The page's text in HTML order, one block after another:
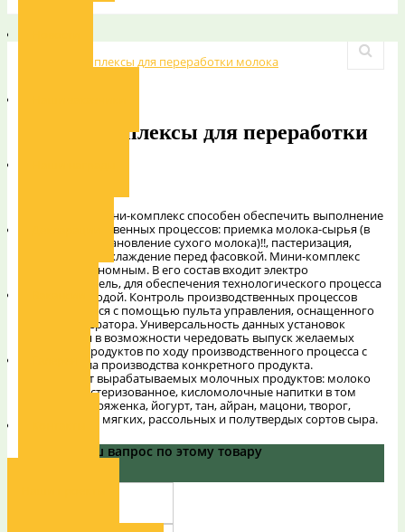
Мини-комплексы для переработки
Компактный мини-комплекс способен обеспечить выполнение
всех производственных процессов: приемка молока-сырья (в
том числе восстановление сухого молока)!!, пастеризация,
сквашивание, охлаждение перед фасовкой. Мини-комплекс
является автономным. В его состав входит электро
водонагреватель, для обеспечения технологического процесса
перегретой водой. Контроль производственных процессов
осуществляется с помощью пульта управления, оснащенного
панелью оператора. Универсальность данных установок
заключается в возможности чередовать выпуск желаемых
молочных продуктов по ходу производственного процесса с
учетом цикла производства конкретного продукта.
Ассортимент вырабатываемых молочных продуктов: молоко
питьевое пастеризованное, кисломолочные напитки в том
числе кефир, ряженка, йогурт, тан, айран, мацони, творог,
сырное зерно мягких, рассольных и полутвердых сортов сыра.
Задайте Ваш вапрос по этому товару